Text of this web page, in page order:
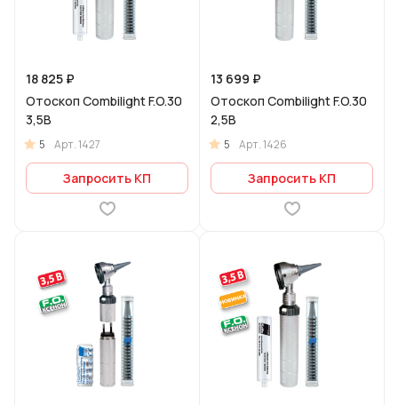
18 825 ₽
Отоскоп Combilight F.O.30
3,5В
5 Арт.1427
Запросить КП
13 699 ₽
Отоскоп Combilight F.O.30
2,5В
5 Арт.1426
Запросить КП